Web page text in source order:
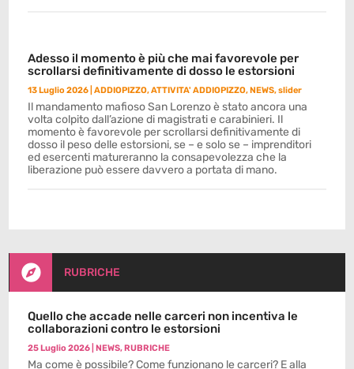
Adesso il momento è più che mai favorevole per
scrollarsi definitivamente di dosso le estorsioni
13 Luglio 2026 |ADDIOPIZZO,ATTIVITA' ADDIOPIZZO,NEWS,slider
Il mandamento mafioso San Lorenzo è stato ancora una
volta colpito dall’azione di magistrati e carabinieri. Il
momento è favorevole per scrollarsi definitivamente di
dosso il peso delle estorsioni, se – e solo se – imprenditori
ed esercenti matureranno la consapevolezza che la
liberazione può essere davvero a portata di mano.
 RUBRICHE
Quello che accade nelle carceri non incentiva le
collaborazioni contro le estorsioni
25 Luglio 2026 |NEWS,RUBRICHE
Ma come è possibile? Come funzionano le carceri? E alla